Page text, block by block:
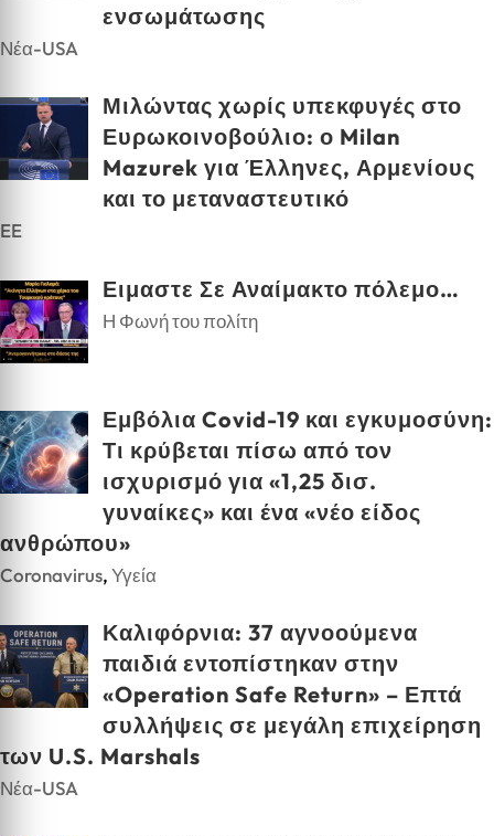
ενσωμάτωσης
Νέα-USA
Μιλώντας χωρίς υπεκφυγές στο
Ευρωκοινοβούλιο: ο Milan
Mazurek για Έλληνες, Αρμενίους
και το μεταναστευτικό
EE
Ειμαστε Σε Αναίμακτο πόλεμο…
Η Φωνή του πολίτη
Εμβόλια Covid-19 και εγκυμοσύνη:
Τι κρύβεται πίσω από τον
ισχυρισμό για «1,25 δισ.
γυναίκες» και ένα «νέο είδος
ανθρώπου»
Coronavirus,Υγεία
Καλιφόρνια: 37 αγνοούμενα
παιδιά εντοπίστηκαν στην
«Operation Safe Return» – Επτά
συλλήψεις σε μεγάλη επιχείρηση
των U.S. Marshals
Νέα-USA